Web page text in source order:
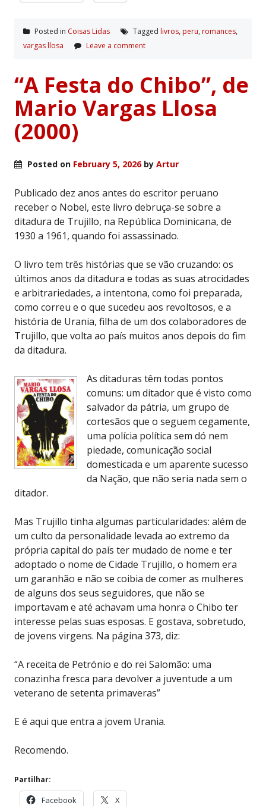
Posted in Coisas Lidas Tagged livros, peru, romances,
vargas llosa
Leave a comment
“A Festa do Chibo”, de
Mario Vargas Llosa
(2000)
Posted on February 5, 2026by Artur
Publicado dez anos antes do escritor peruano
receber o Nobel, este livro debruça-se sobre a
ditadura de Trujillo, na República Dominicana, de
1930 a 1961, quando foi assassinado.
O livro tem três histórias que se vão cruzando: os
últimos anos da ditadura e todas as suas atrocidades
e arbitrariedades, a intentona, como foi preparada,
como correu e o que sucedeu aos revoltosos, e a
história de Urania, filha de um dos colaboradores de
Trujillo, que volta ao país muitos anos depois do fim
da ditadura.
As ditaduras têm todas pontos
comuns: um ditador que é visto como
salvador da pátria, um grupo de
cortesãos que o seguem cegamente,
uma polícia política sem dó nem
piedade, comunicação social
domesticada e um aparente sucesso
da Nação, que não seria nada sem o
ditador.
Mas Trujillo tinha algumas particularidades: além de
um culto da personalidade levada ao extremo da
própria capital do país ter mudado de nome e ter
adoptado o nome de Cidade Trujillo, o homem era
um garanhão e não se coibia de comer as mulheres
de alguns dos seus seguidores, que não se
importavam e até achavam uma honra o Chibo ter
interesse pelas suas esposas. E gostava, sobretudo,
de jovens virgens. Na página 373, diz:
“A receita de Petrónio e do rei Salomão: uma
conazinha fresca para devolver a juventude a um
veterano de setenta primaveras”
E é aqui que entra a jovem Urania.
Recomendo.
Partilhar:
Facebook X